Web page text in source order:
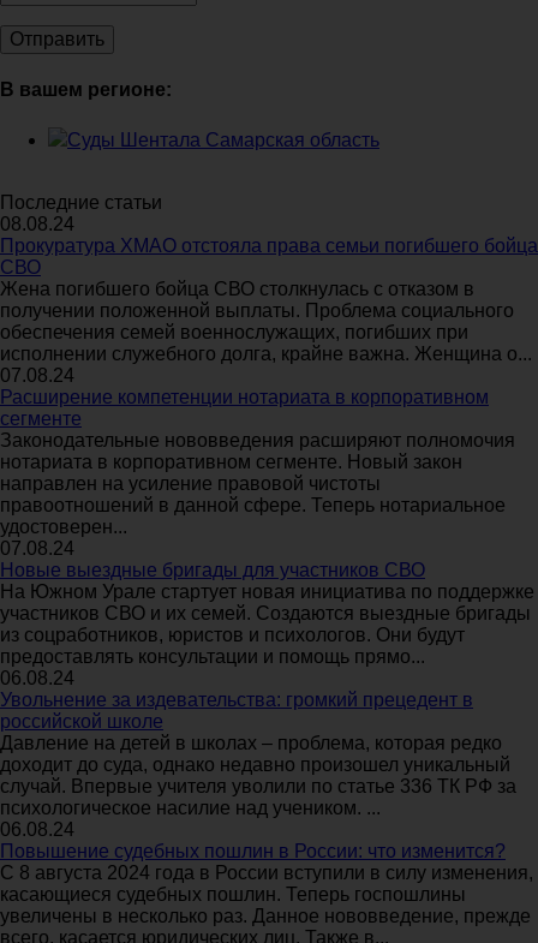
В вашем регионе:
Суды Шентала Самарская область
Последние статьи
08.08.24
Прокуратура ХМАО отстояла права семьи погибшего бойца
СВО
Жена погибшего бойца СВО столкнулась с отказом в
получении положенной выплаты. Проблема социального
обеспечения семей военнослужащих, погибших при
исполнении служебного долга, крайне важна. Женщина о...
07.08.24
Расширение компетенции нотариата в корпоративном
сегменте
Законодательные нововведения расширяют полномочия
нотариата в корпоративном сегменте. Новый закон
направлен на усиление правовой чистоты
правоотношений в данной сфере. Теперь нотариальное
удостоверен...
07.08.24
Новые выездные бригады для участников СВО
На Южном Урале стартует новая инициатива по поддержке
участников СВО и их семей. Создаются выездные бригады
из соцработников, юристов и психологов. Они будут
предоставлять консультации и помощь прямо...
06.08.24
Увольнение за издевательства: громкий прецедент в
российской школе
Давление на детей в школах – проблема, которая редко
доходит до суда, однако недавно произошел уникальный
случай. Впервые учителя уволили по статье 336 ТК РФ за
психологическое насилие над учеником. ...
06.08.24
Повышение судебных пошлин в России: что изменится?
С 8 августа 2024 года в России вступили в силу изменения,
касающиеся судебных пошлин. Теперь госпошлины
увеличены в несколько раз. Данное нововведение, прежде
всего, касается юридических лиц. Также в...